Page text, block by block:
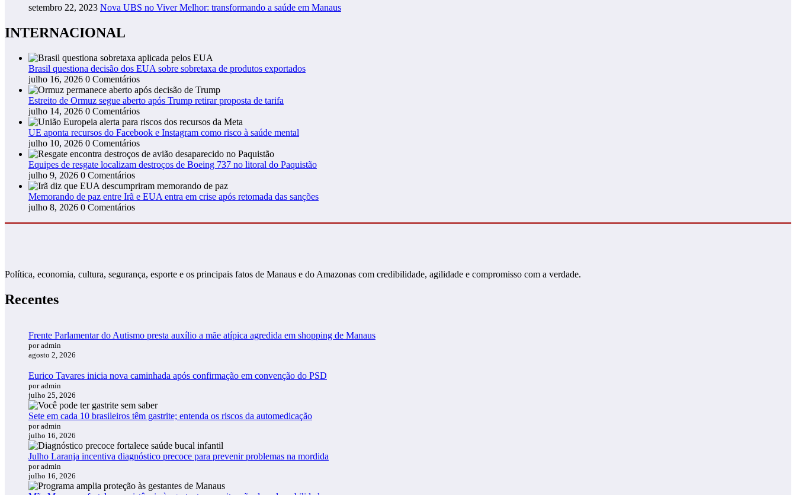
setembro 22, 2023 Nova UBS no Viver Melhor: transformando a saúde em Manaus
INTERNACIONAL
Brasil questiona decisão dos EUA sobre sobretaxa de produtos exportados
julho 16, 2026 0 Comentários
Estreito de Ormuz segue aberto após Trump retirar proposta de tarifa
julho 14, 2026 0 Comentários
UE aponta recursos do Facebook e Instagram como risco à saúde mental
julho 10, 2026 0 Comentários
Equipes de resgate localizam destroços de Boeing 737 no litoral do Paquistão
julho 9, 2026 0 Comentários
Memorando de paz entre Irã e EUA entra em crise após retomada das sanções
julho 8, 2026 0 Comentários
Política, economia, cultura, segurança, esporte e os principais fatos de Manaus e do Amazonas com credibilidade, agilidade e compromisso com a verdade.
Recentes
Frente Parlamentar do Autismo presta auxílio a mãe atípica agredida em shopping de Manaus
por admin
agosto 2, 2026
Eurico Tavares inicia nova caminhada após confirmação em convenção do PSD
por admin
julho 25, 2026
Sete em cada 10 brasileiros têm gastrite; entenda os riscos da automedicação
por admin
julho 16, 2026
Julho Laranja incentiva diagnóstico precoce para prevenir problemas na mordida
por admin
julho 16, 2026